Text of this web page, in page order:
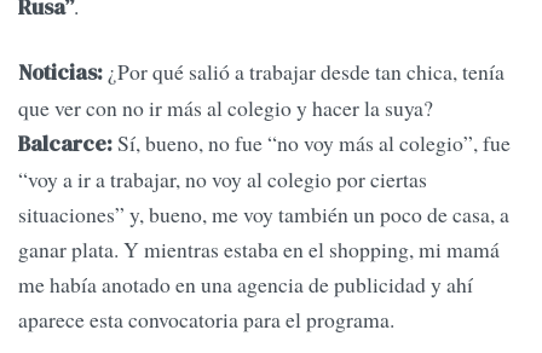
Rusa”.
Noticias: ¿Por qué salió a trabajar desde tan chica, tenía
que ver con no ir más al colegio y hacer la suya?
Balcarce:Sí, bueno, no fue “no voy más al colegio”, fue
“voy a ir a trabajar, no voy al colegio por ciertas
situaciones” y, bueno, me voy también un poco de casa, a
ganar plata. Y mientras estaba en el shopping, mi mamá
me había anotado en una agencia de publicidad y ahí
aparece esta convocatoria para el programa.